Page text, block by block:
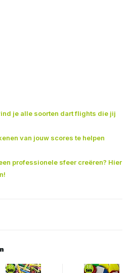
je alle soorten dart flights die jij
van jouw scores te helpen
professionele sfeer creëren? Hier